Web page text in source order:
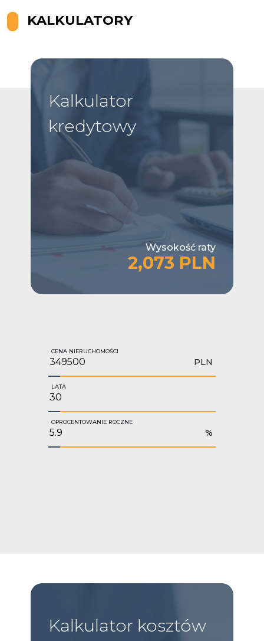
KALKULATORY
Kalkulator
kredytowy
Wysokość raty
2,073 PLN
CENA NIERUCHOMOŚCI
PLN
LATA
OPROCENTOWANIE ROCZNE
%
Kalkulator kosztów